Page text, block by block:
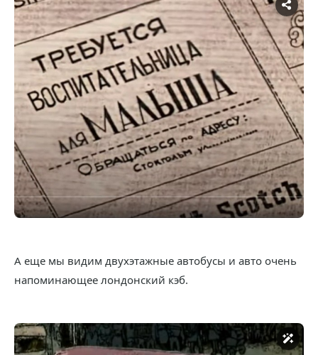
А еще мы видим двухэтажные автобусы и авто очень
напоминающее лондонский кэб.